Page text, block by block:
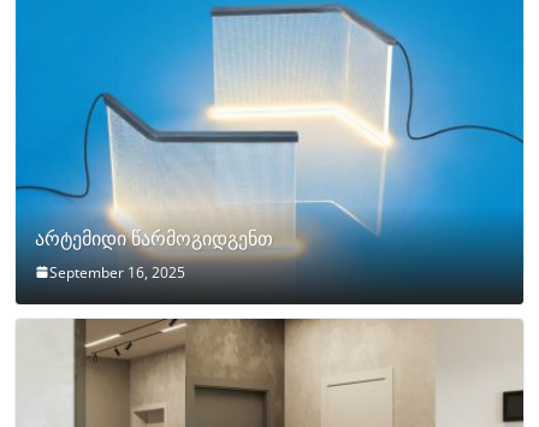
არტემიდი წარმოგიდგენთ
September 16, 2025